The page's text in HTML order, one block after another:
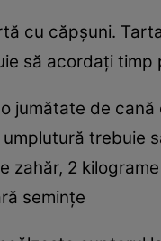
cu căpșuni.
să acordați timp
jumătate de
trebuie
2
semințe